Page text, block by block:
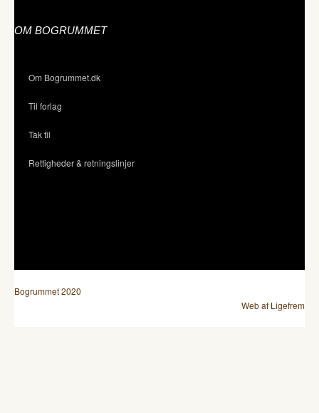
OM BOGRUMMET
Om Bogrummet.dk
Til forlag
Tak til
Rettigheder & retningslinjer
Bogrummet 2020
Web af Ligefrem